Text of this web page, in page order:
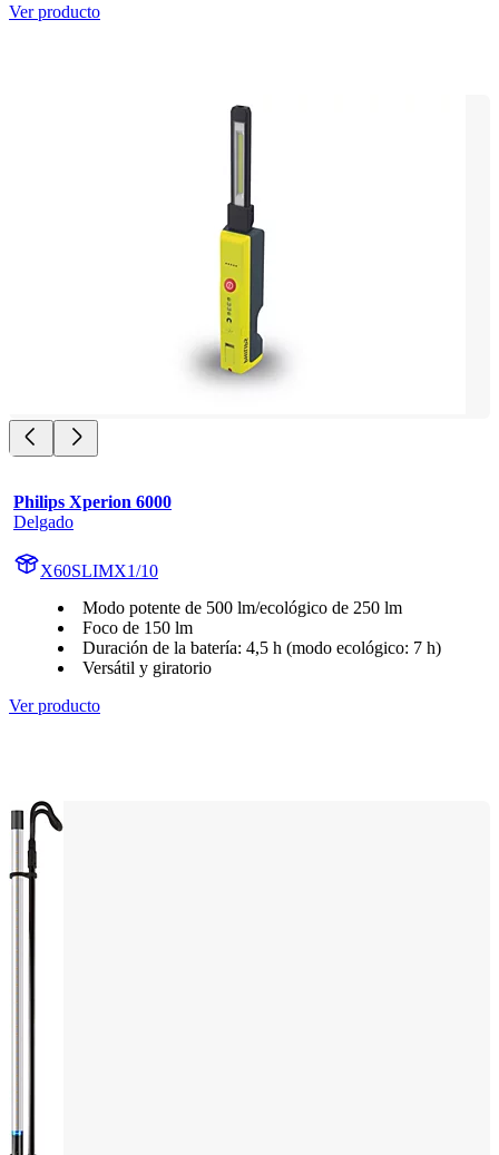
Ver producto
Philips Xperion 6000
Delgado
X60SLIMX1/10
Modo potente de 500 lm/ecológico de 250 lm
Foco de 150 lm
Duración de la batería: 4,5 h (modo ecológico: 7 h)
Versátil y giratorio
Ver producto